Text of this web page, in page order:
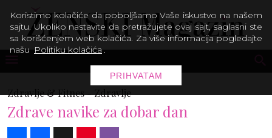
Zdravlje & Fitnes -Zdravlje
Zdrave navike za dobar dan
Koristimo kolačiće da poboljšamo Vaše iskustvo na našem
sajtu. Ukoliko nastavite da pretražujete ovaj sajt, saglasni ste
sa korišćenjem web kolačića. Za više informacija pogledajte
našu Politiku kolačića .
PRIHVATAM